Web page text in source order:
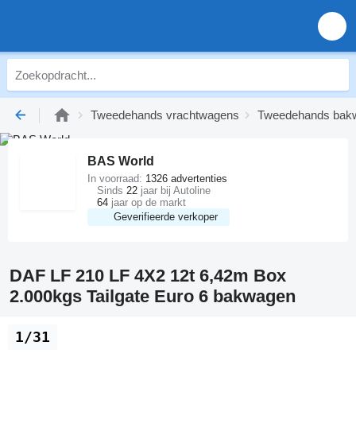
Tweedehands vrachtwagens Tweedehands
BAS World
Geverifieerde verkoper
In voorraad: 1326 advertenties
Sinds 22 jaar bij Autoline
64 jaar op de markt
DAF LF 210 LF 4X2 12t 6,42m Box
2.000kgs Tailgate Euro 6 bakwagen
1/31